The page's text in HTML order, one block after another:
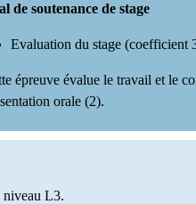
de soutenance de stage
Evaluation du stage (coefficient
épreuve évalue le travail et le
orale (2).
niveau L3.